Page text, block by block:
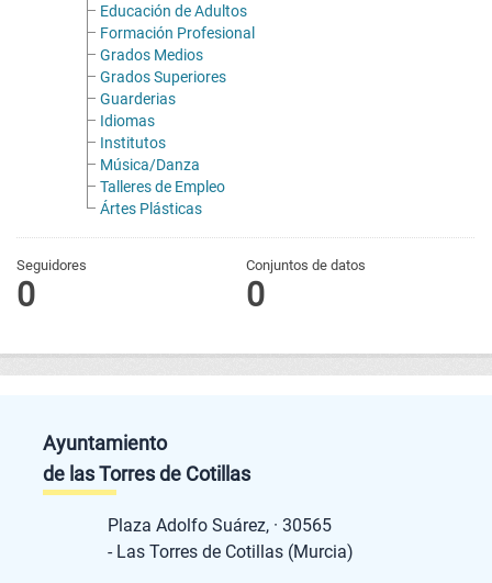
Educación de Adultos
Formación Profesional
Grados Medios
Grados Superiores
Guarderias
Idiomas
Institutos
Música/Danza
Talleres de Empleo
Ártes Plásticas
Seguidores
0
Conjuntos de datos
0
Ayuntamiento
de las Torres de Cotillas
Plaza Adolfo Suárez, · 30565
- Las Torres de Cotillas (Murcia)